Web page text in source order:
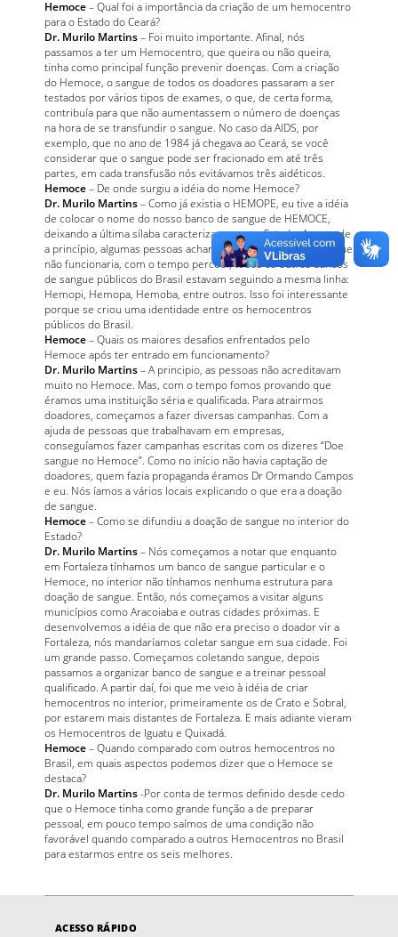
Hemoce– Qual foi a importância da criação de um hemocentro
para o Estado do Ceará?
Dr. Murilo Martins– Foi muito importante. Afinal, nós
passamos a ter um Hemocentro, que queira ou não queira,
tinha como principal função prevenir doenças. Com a criação
do Hemoce, o sangue de todos os doadores passaram a ser
testados por vários tipos de exames, o que, de certa forma,
contribuía para que não aumentassem o número de doenças
na hora de se transfundir o sangue. No caso da AIDS, por
exemplo, que no ano de 1984 já chegava ao Ceará, se você
considerar que o sangue pode ser fracionado em até três
partes, em cada transfusão nós evitávamos três aidéticos.
Hemoce– De onde surgiu a idéia do nome Hemoce?
Dr. Murilo Martins– Como já existia o HEMOPE, eu tive a idéia
de colocar o nome do nosso banco de sangue de HEMOCE,
deixando a última sílaba caracterizar o nosso Estado. Apesar de
a princípio, algumas pessoas acharam que o nome era feio, que
não funcionaria, com o tempo percebi, todos os outros bancos
de sangue públicos do Brasil estavam seguindo a mesma linha:
Hemopi, Hemopa, Hemoba, entre outros. Isso foi interessante
porque se criou uma identidade entre os hemocentros
públicos do Brasil.
Hemoce– Quais os maiores desafios enfrentados pelo
Hemoce após ter entrado em funcionamento?
Dr. Murilo Martins– A principio, as pessoas não acreditavam
muito no Hemoce. Mas, com o tempo fomos provando que
éramos uma instituição séria e qualificada. Para atrairmos
doadores, começamos a fazer diversas campanhas. Com a
ajuda de pessoas que trabalhavam em empresas,
conseguíamos fazer campanhas escritas com os dizeres “Doe
sangue no Hemoce”. Como no início não havia captação de
doadores, quem fazia propaganda éramos Dr Ormando Campos
e eu. Nós íamos a vários locais explicando o que era a doação
de sangue.
Hemoce– Como se difundiu a doação de sangue no interior do
Estado?
Dr. Murilo Martins– Nós começamos a notar que enquanto
em Fortaleza tínhamos um banco de sangue particular e o
Hemoce, no interior não tínhamos nenhuma estrutura para
doação de sangue. Então, nós começamos a visitar alguns
municípios como Aracoiaba e outras cidades próximas. E
desenvolvemos a idéia de que não era preciso o doador vir a
Fortaleza, nós mandaríamos coletar sangue em sua cidade. Foi
um grande passo. Começamos coletando sangue, depois
passamos a organizar banco de sangue e a treinar pessoal
qualificado. A partir daí, foi que me veio à idéia de criar
hemocentros no interior, primeiramente os de Crato e Sobral,
por estarem mais distantes de Fortaleza. E mais adiante vieram
os Hemocentros de Iguatu e Quixadá.
Hemoce– Quando comparado com outros hemocentros no
Brasil, em quais aspectos podemos dizer que o Hemoce se
destaca?
Dr. Murilo Martins-Por conta de termos definido desde cedo
que o Hemoce tinha como grande função a de preparar
pessoal, em pouco tempo saímos de uma condição não
favorável quando comparado a outros Hemocentros no Brasil
para estarmos entre os seis melhores.
ACESSO RÁPIDO